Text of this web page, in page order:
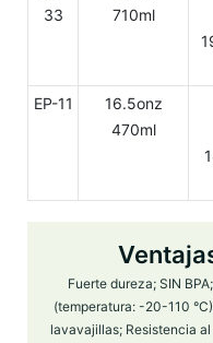
33
710ml
EP-11
16.5onz
470ml
Fuerte dureza; SIN
(temperatura: -20-110
lavavajillas; Resistencia